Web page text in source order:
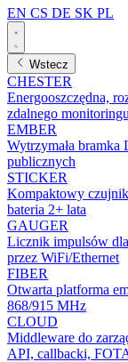
EN CS DE SK PL
Wstecz
CHESTER
Energooszczędna,
zdalnego monitoringu
EMBER
Wytrzymała
publicznych
STICKER
Kompaktowy
bateria 2+ lata
GAUGER
Licznik impulsów
przez WiFi/Ethernet
FIBER
Otwarta platforma
868/915 MHz
CLOUD
Middleware do
API, callbacki,